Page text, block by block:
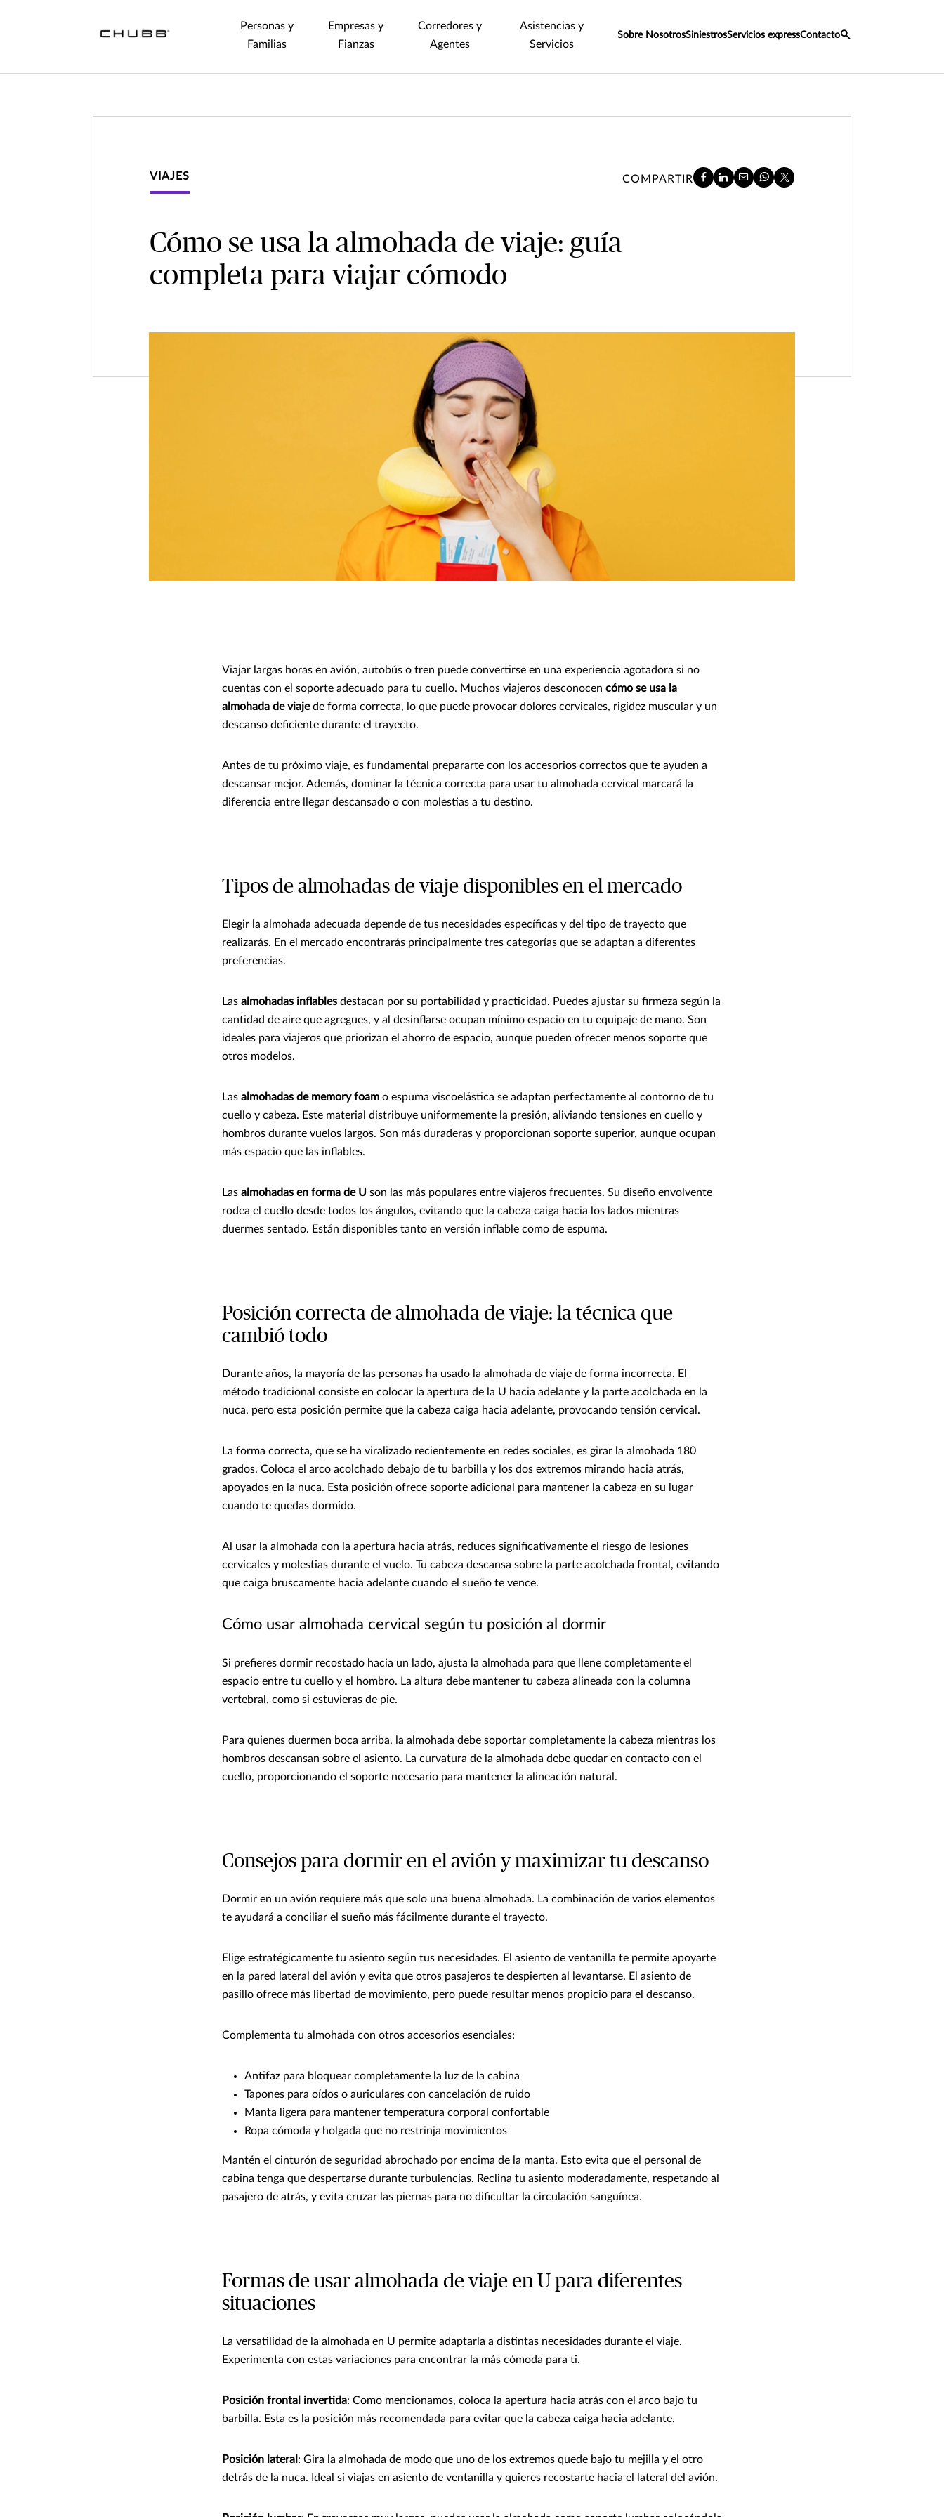
Personas y
Familias
Empresas y
Fianzas
Corredores y
Agentes
Asistencias y
Servicios
Sobre NosotrosSiniestrosServicios expressContacto
VIAJES COMPARTIR
Cómo se usa la almohada de viaje: guía
completa para viajar cómodo
Viajar largas horas en avión, autobús o tren puede convertirse en una experiencia agotadora si no
cuentas con el soporte adecuado para tu cuello. Muchos viajeros desconocen cómo se usa la
almohada de viajede forma correcta, lo que puede provocar dolores cervicales, rigidez muscular y un
descanso deficiente durante el trayecto.
Antes de tu próximo viaje, es fundamental prepararte con los accesorios correctos que te ayuden a
descansar mejor. Además, dominar la técnica correcta para usar tu almohada cervical marcará la
diferencia entre llegar descansado o con molestias a tu destino.
Tipos de almohadas de viaje disponibles en el mercado
Elegir la almohada adecuada depende de tus necesidades específicas y del tipo de trayecto que
realizarás. En el mercado encontrarás principalmente tres categorías que se adaptan a diferentes
preferencias.
Las almohadas inflables destacan por su portabilidad y practicidad. Puedes ajustar su firmeza según la
cantidad de aire que agregues, y al desinflarse ocupan mínimo espacio en tu equipaje de mano. Son
ideales para viajeros que priorizan el ahorro de espacio, aunque pueden ofrecer menos soporte que
otros modelos.
Las almohadas de memory foam o espuma viscoelástica se adaptan perfectamente al contorno de tu
cuello y cabeza. Este material distribuye uniformemente la presión, aliviando tensiones en cuello y
hombros durante vuelos largos. Son más duraderas y proporcionan soporte superior, aunque ocupan
más espacio que las inflables.
Las almohadas en forma de U son las más populares entre viajeros frecuentes. Su diseño envolvente
rodea el cuello desde todos los ángulos, evitando que la cabeza caiga hacia los lados mientras
duermes sentado. Están disponibles tanto en versión inflable como de espuma.
Posición correcta de almohada de viaje: la técnica que
cambió todo
Durante años, la mayoría de las personas ha usado la almohada de viaje de forma incorrecta. El
método tradicional consiste en colocar la apertura de la U hacia adelante y la parte acolchada en la
nuca, pero esta posición permite que la cabeza caiga hacia adelante, provocando tensión cervical.
La forma correcta, que se ha viralizado recientemente en redes sociales, es girar la almohada 180
grados. Coloca el arco acolchado debajo de tu barbilla y los dos extremos mirando hacia atrás,
apoyados en la nuca. Esta posición ofrece soporte adicional para mantener la cabeza en su lugar
cuando te quedas dormido.
Al usar la almohada con la apertura hacia atrás, reduces significativamente el riesgo de lesiones
cervicales y molestias durante el vuelo. Tu cabeza descansa sobre la parte acolchada frontal, evitando
que caiga bruscamente hacia adelante cuando el sueño te vence.
Cómo usar almohada cervical según tu posición al dormir
Si prefieres dormir recostado hacia un lado, ajusta la almohada para que llene completamente el
espacio entre tu cuello y el hombro. La altura debe mantener tu cabeza alineada con la columna
vertebral, como si estuvieras de pie.
Para quienes duermen boca arriba, la almohada debe soportar completamente la cabeza mientras los
hombros descansan sobre el asiento. La curvatura de la almohada debe quedar en contacto con el
cuello, proporcionando el soporte necesario para mantener la alineación natural.
Consejos para dormir en el avión y maximizar tu descanso
Dormir en un avión requiere más que solo una buena almohada. La combinación de varios elementos
te ayudará a conciliar el sueño más fácilmente durante el trayecto.
Elige estratégicamente tu asiento según tus necesidades. El asiento de ventanilla te permite apoyarte
en la pared lateral del avión y evita que otros pasajeros te despierten al levantarse. El asiento de
pasillo ofrece más libertad de movimiento, pero puede resultar menos propicio para el descanso.
Complementa tu almohada con otros accesorios esenciales:
Antifaz para bloquear completamente la luz de la cabina
Tapones para oídos o auriculares con cancelación de ruido
Manta ligera para mantener temperatura corporal confortable
Ropa cómoda y holgada que no restrinja movimientos
Mantén el cinturón de seguridad abrochado por encima de la manta. Esto evita que el personal de
cabina tenga que despertarse durante turbulencias. Reclina tu asiento moderadamente, respetando al
pasajero de atrás, y evita cruzar las piernas para no dificultar la circulación sanguínea.
Formas de usar almohada de viaje en U para diferentes
situaciones
La versatilidad de la almohada en U permite adaptarla a distintas necesidades durante el viaje.
Experimenta con estas variaciones para encontrar la más cómoda para ti.
Posición frontal invertida: Como mencionamos, coloca la apertura hacia atrás con el arco bajo tu
barbilla. Esta es la posición más recomendada para evitar que la cabeza caiga hacia adelante.
Posición lateral : Gira la almohada de modo que uno de los extremos quede bajo tu mejilla y el otro
detrás de la nuca. Ideal si viajas en asiento de ventanilla y quieres recostarte hacia el lateral del avión.